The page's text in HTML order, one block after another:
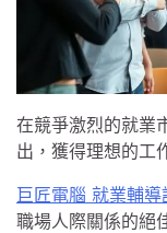
在競爭激烈的就業
出，獲得理想的工
巨匠電腦 就業輔導
職場人際關係的絕